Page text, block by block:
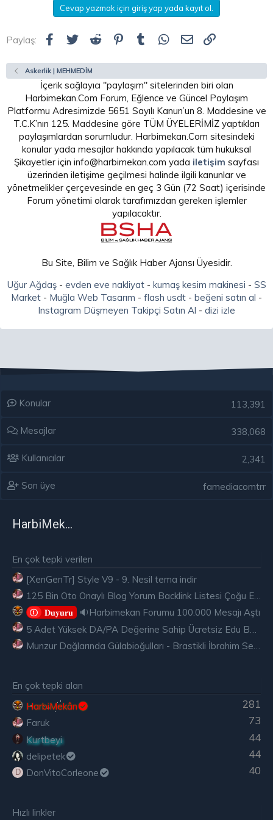
h
Cevap yazmak için giriş yap yada kayıt ol.
Paylaş: Facebook
Twitter Reddit Pinterest
Tumblr WhatsApp
E-posta
Askerlik | MEHMEDİM
İçerik sağlayıcı "paylaşım" sitelerinden biri olan
Harbimekan.Com Forum, Eğlence ve Güncel Paylaşım
Platformu Adresimizde 5651 Sayılı Kanun’un 8. Maddesine ve
T.C.K’nın 125. Maddesine göre TÜM ÜYELERİMİZ yaptıkları
paylaşımlardan sorumludur. Harbimekan.Com sitesindeki
konular yada mesajlar hakkında yapılacak tüm hukuksal
Şikayetler için info@harbimekan.com yada iletişim sayfası
üzerinden iletişime geçilmesi halinde ilgili kanunlar ve
yönetmelikler çerçevesinde en geç 3 Gün (72 Saat) içerisinde
Forum yönetimi olarak tarafımızdan gereken işlemler
yapılacaktır.
Bu Site, Bilim ve Sağlık Haber Ajansı Üyesidir.
Uğur Ağdaş- evden eve nakliyat- kumaş kesim makinesi - SS
Market - Muğla Web Tasarım - flash usdt - beğeni satın al -
Instagram Düşmeyen Takipçi Satın Al - dizi izle
Konular 113,391
Mesajlar 338,068
Kullanıcılar 2,341
Son üye famediacomtrr
HarbiMekân
En çok tepki verilen
[XenGenTr] Style V9 - 9. Nesil tema indir
125 Bin Oto Onaylı Blog Yorum Backlink Listesi Çoğu Edu ve Gov Ücretsiz
𝐃𝐮𝐲𝐮𝐫𝐮
🔉Harbimekan Forumu 100.000 Mesajı Aştı
Munzur Dağlarında Gülabioğulları - Brastikli İbrahim Sevindik
En çok tepki alan
281
HarbiMekân
73
Faruk
44
Kurtbeyi
44
delipetek
D 40
DonVitoCorleone
Hızlı linkler